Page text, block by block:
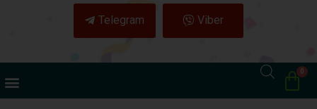
Telegram Viber